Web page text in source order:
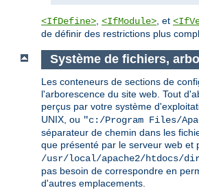
<IfDefine> <IfModule> , et
de définir des restrictions plus
Système de fichiers,
Les conteneurs de sections de
l'arborescence du site web. Tout
perçus par votre système
UNIX, ou "c:/Program Files/
séparateur de chemin dans les
que présenté par le serveur web et
/usr/local/apache2/htdocs/
pas besoin de correspondre en
d'autres emplacements.